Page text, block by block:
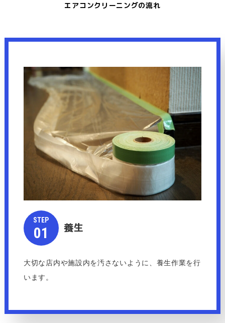
エアコンクリーニングの流れ
STEP​​​​​
​​​​​​​01 養生
大切な店内や施設内を汚さないように、養生作業を行
います。